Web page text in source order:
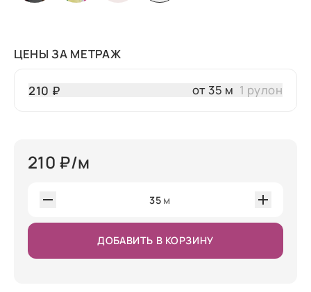
ЦЕНЫ ЗА МЕТРАЖ
210 ₽ от 35 м 1 рулон
210 ₽/м
35 м
ДОБАВИТЬ В КОРЗИНУ